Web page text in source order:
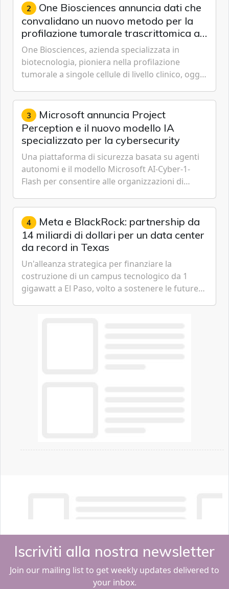
2 One Biosciences annuncia dati che
convalidano un nuovo metodo per la
profilazione tumorale trascrittomica a
singole cellule da campioni istologici
One Biosciences, azienda specializzata in
biotecnologia, pioniera nella profilazione
tumorale a singole cellule di livello clinico, oggi
espressione dell'...
3 Microsoft annuncia Project
Perception e il nuovo modello IA
specializzato per la cybersecurity
Una piattaforma di sicurezza basata su agenti
autonomi e il modello Microsoft AI-Cyber-1-
Flash per consentire alle organizzazioni di
gestione continua del rischio.
4 Meta e BlackRock: partnership da
14 miliardi di dollari per un data center
da record in Texas
Un'alleanza strategica per finanziare la
costruzione di un campus tecnologico da 1
gigawatt a El Paso, volto a sostenere le future
Iscriviti alla nostra newsletter
Join our mailing list to get weekly updates delivered to
your inbox.